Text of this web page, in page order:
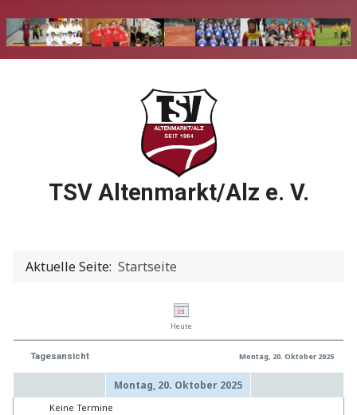
TSV Altenmarkt/Alz e. V.
Aktuelle Seite: Startseite
Heute
Tagesansicht Montag, 20. Oktober 2025
Montag, 20. Oktober 2025
Keine Termine